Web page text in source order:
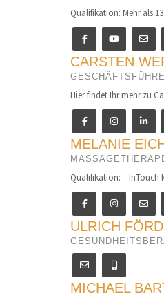
Qualifikation: Mehr als
CARSTEN
Hier findet Ihr mehr zu
MELANIE
Qualifikation: InTouch
ULRICH
MICHAEL